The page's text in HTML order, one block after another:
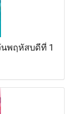
พฤหัสบดีที่ 1